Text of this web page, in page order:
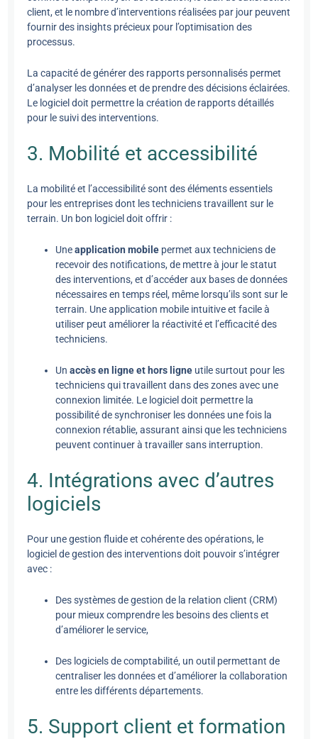
client, et le nombre d’interventions réalisées par jour peuvent
fournir des insights précieux pour l’optimisation des
processus.
La capacité de générer des rapports personnalisés permet
d’analyser les données et de prendre des décisions éclairées.
Le logiciel doit permettre la création de rapports détaillés
pour le suivi des interventions.
3. Mobilité et accessibilité
La mobilité et l’accessibilité sont des éléments essentiels
pour les entreprises dont les techniciens travaillent sur le
terrain. Un bon logiciel doit offrir :
Uneapplication mobile permet aux techniciens de
recevoir des notifications, de mettre à jour le statut
des interventions, et d’accéder aux bases de données
nécessaires en temps réel, même lorsqu’ils sont sur le
terrain. Une application mobile intuitive et facile à
utiliser peut améliorer la réactivité et l’efficacité des
techniciens.
Unaccès en ligne et hors ligne utile surtout pour les
techniciens qui travaillent dans des zones avec une
connexion limitée. Le logiciel doit permettre la
possibilité de synchroniser les données une fois la
connexion rétablie, assurant ainsi que les techniciens
peuvent continuer à travailler sans interruption.
4. Intégrations avec d’autres
logiciels
Pour une gestion fluide et cohérente des opérations, le
logiciel de gestion des interventions doit pouvoir s’intégrer
avec :
Des systèmes de gestion de la relation client (CRM)
pour mieux comprendre les besoins des clients et
d’améliorer le service,
Des logiciels de comptabilité, un outil permettant de
centraliser les données et d’améliorer la collaboration
entre les différents départements.
5. Support client et formation